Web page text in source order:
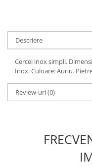
Descriere
Cercei inox simpli.
Inox. Culoare: Auriu.
Review-uri(0)